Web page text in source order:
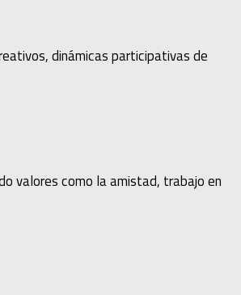
dinámicas participativas de
valores como la amistad, trabajo en